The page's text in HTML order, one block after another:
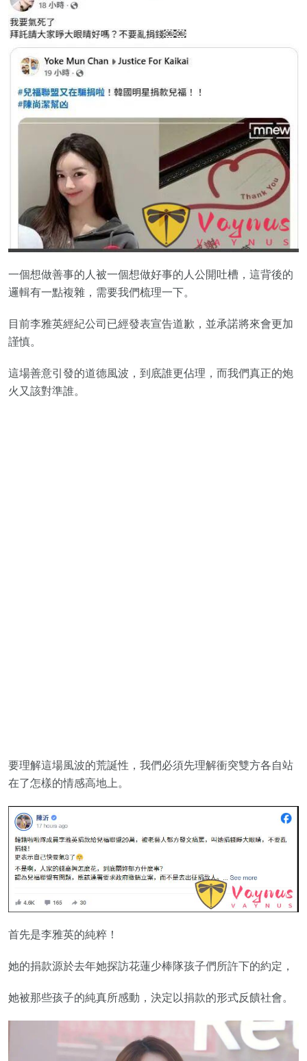
一個想做善事的人被一個想做好事的人公開吐槽，這背後的
邏輯有一點複雜，需要我們梳理一下。
目前李雅英經紀公司已經發表宣告道歉，並承諾將來會更加
謹慎。
這場善意引發的道德風波，到底誰更佔理，而我們真正的炮
火又該對準誰。
要理解這場風波的荒誕性，我們必須先理解衝突雙方各自站
在了怎樣的情感高地上。
首先是李雅英的純粹！
她的捐款源於去年她探訪花蓮少棒隊孩子們所許下的約定，
她被那些孩子的純真所感動，決定以捐款的形式反饋社會。